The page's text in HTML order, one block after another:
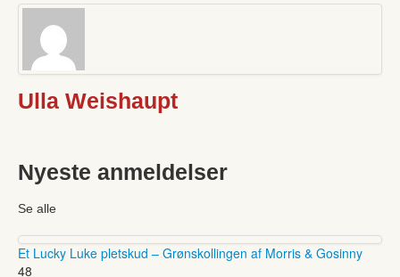
Ulla Weishaupt
Nyeste anmeldelser
Se alle
Et Lucky Luke pletskud – Grønskollingen af Morris & Gosinny
48